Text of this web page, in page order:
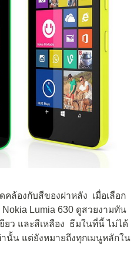
คล้องกับสีของฝาหลัง เมื่อเลือก
Lumia 630 ดูสวยงามทัน
ยว และสีเหลือง ธีมในที่นี้ ไม่ได้
นั้น แต่ยังหมายถึงทุกเมนูหลักใน